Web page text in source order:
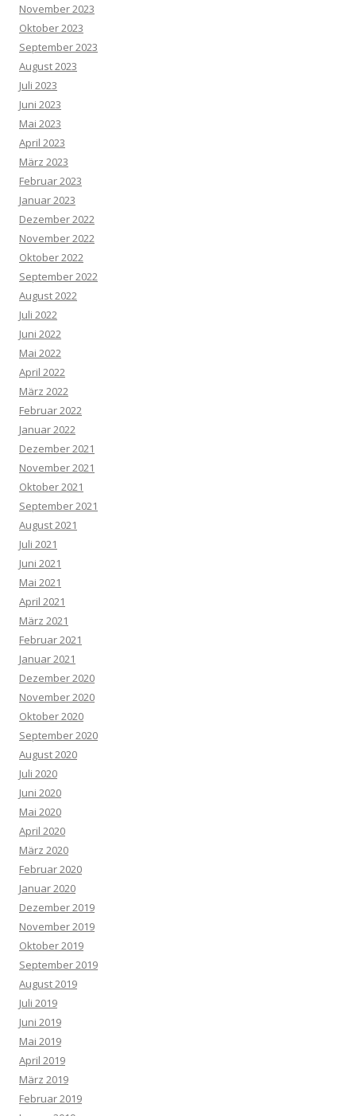
November 2023
Oktober 2023
September 2023
August 2023
Juli 2023
Juni 2023
Mai 2023
April 2023
März 2023
Februar 2023
Januar 2023
Dezember 2022
November 2022
Oktober 2022
September 2022
August 2022
Juli 2022
Juni 2022
Mai 2022
April 2022
März 2022
Februar 2022
Januar 2022
Dezember 2021
November 2021
Oktober 2021
September 2021
August 2021
Juli 2021
Juni 2021
Mai 2021
April 2021
März 2021
Februar 2021
Januar 2021
Dezember 2020
November 2020
Oktober 2020
September 2020
August 2020
Juli 2020
Juni 2020
Mai 2020
April 2020
März 2020
Februar 2020
Januar 2020
Dezember 2019
November 2019
Oktober 2019
September 2019
August 2019
Juli 2019
Juni 2019
Mai 2019
April 2019
März 2019
Februar 2019